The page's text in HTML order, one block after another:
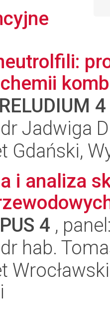
4
Jadwiga
Gdański,
i analiza
4 ,
hab.